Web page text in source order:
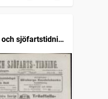
sjöfartstidning